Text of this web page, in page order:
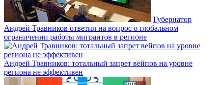
Губернатор
Андрей Травников ответил на вопрос о глобальном
ограничении работы мигрантов в регионе
Андрей Травников: тотальный запрет вейпов на уровне
региона не эффективен